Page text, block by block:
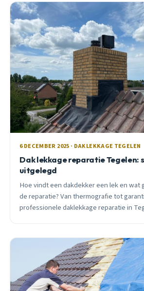
6 DECEMBER 2025 · DAKLEKKAGE TEGELEN
Dak lekkage reparatie Tegelen:
uitgelegd
Hoe vindt een dakdekker een lek en wat
de reparatie? Van thermografie tot
professionele daklekkage reparatie in